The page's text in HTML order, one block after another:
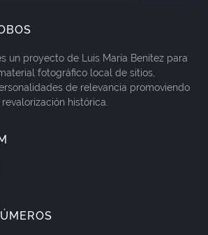
un proyecto de Luis María Benítez para
fotográfico local de sitios,
de relevancia promoviendo
histórica.